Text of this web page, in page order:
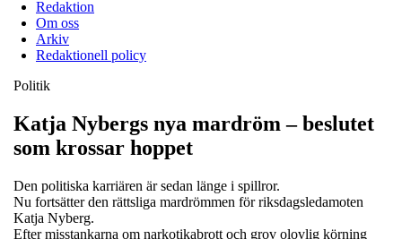
Redaktion
Om oss
Arkiv
Redaktionell policy
Politik
Katja Nybergs nya mardröm – beslutet
som krossar hoppet
Den politiska karriären är sedan länge i spillror.
Nu fortsätter den rättsliga mardrömmen för riksdagsledamoten
Katja Nyberg.
Efter misstankarna om narkotikabrott och grov olovlig körning